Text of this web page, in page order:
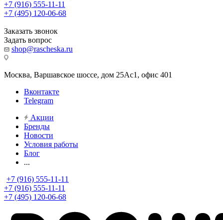
+7 (916) 555-11-11
+7 (495) 120-06-68
Заказать звонок
Задать вопрос
shop@rascheska.ru
Москва, Варшавское шоссе, дом 25Аc1, офис 401
Вконтакте
Telegram
Акции
Бренды
Новости
Условия работы
Блог
...
+7 (916) 555-11-11
+7 (916) 555-11-11
+7 (495) 120-06-68